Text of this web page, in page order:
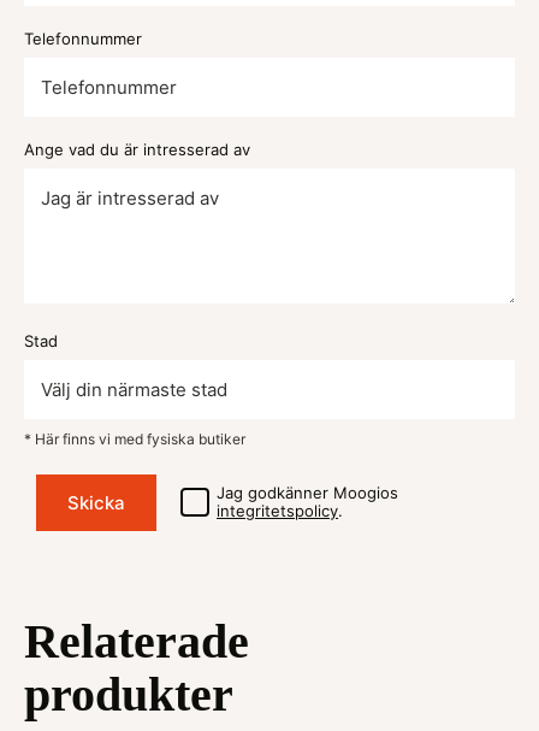
Telefonnummer
Ange vad du är intresserad av
Stad
* Här finns vi med fysiska butiker
Jag godkänner Moogios
integritetspolicy.
Relaterade
produkter